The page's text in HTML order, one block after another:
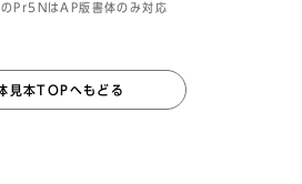
Pr5NはAP版書体のみ対応
見本TOPへもどる